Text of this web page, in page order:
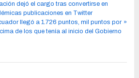
dejó el cargo tras convertirse en
publicaciones en Twitter
llegó a 1.726 puntos, mil puntos por
de los que tenía al inicio del Gobierno